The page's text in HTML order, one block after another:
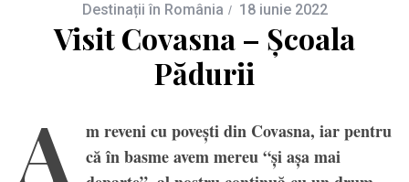
Destinații în România 18 iunie 2022
Visit Covasna – Școala
Pădurii
A m reveni cu povești din Covasna, iar pentru
că în basme avem mereu “și așa mai